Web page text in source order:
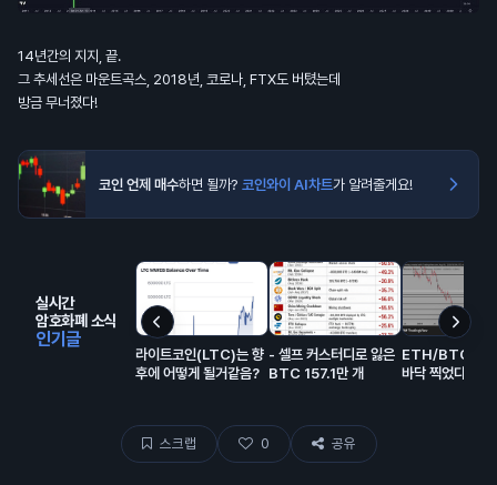
14년간의 지지, 끝.
그 추세선은 마운트곡스, 2018년, 코로나, FTX도 버텼는데
방금 무너졌다!
코인 언제 매수하면 될까? 코인와이 AI차트가 알려줄게요!
실시간
암호화폐 소식
인기글
라이트코인(LTC)는 향
후에 어떻게 될거같음?
- 셀프 커스터디로 잃은
BTC 157.1만 개
ETH/BTC는
바닥 찍었다
스크랩 0 공유